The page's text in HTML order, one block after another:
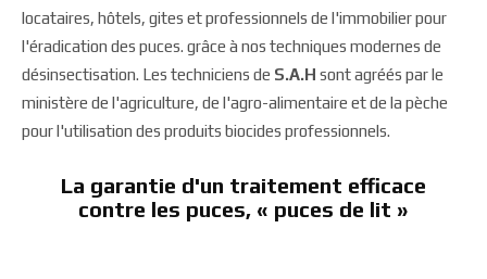
locataires, hôtels, gites et professionnels de l'immobilier pour
l'éradication des puces. grâce à nos techniques modernes de
désinsectisation. Les techniciens de S.A.H sont agréés par le
ministère de l'agriculture, de l'agro-alimentaire et de la pèche
pour l'utilisation des produits biocides professionnels.
La garantie d'un traitement efficace
contre les puces, « puces de lit »